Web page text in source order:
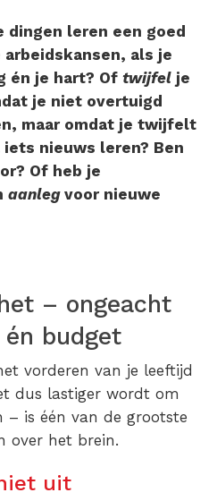
dingen leren een goed
als je
én je hart? Of twijfel je
je niet overtuigd
maar omdat je twijfelt
iets nieuws leren? Ben
Of heb je
aanlegvoor nieuwe
– ongeacht
budget
vorderen van je leeftijd
dus lastiger wordt om
– is één van de grootste
over het brein.
uit